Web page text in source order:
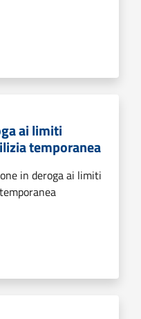
ai limiti
temporanea
in deroga ai limiti